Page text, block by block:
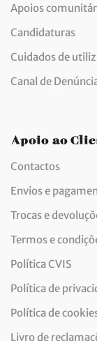
Apoios
Candidaturas
Cuidados de
Canal de
Apoio ao
Contactos
Envios e
Trocas e
Termos e
Política CVIS
Política de
Política de
Livro de